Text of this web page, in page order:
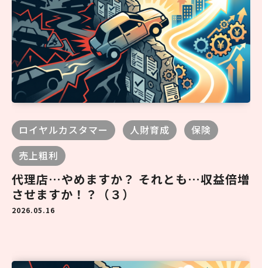
ロイヤルカスタマー 人財育成
保険
売上粗利
代理店…やめますか？ それとも…収益倍増
させますか！？（３）
2026.05.16